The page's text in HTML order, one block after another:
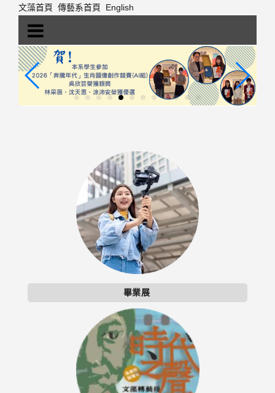
文藻首頁 傳藝系首頁 English
畢業展